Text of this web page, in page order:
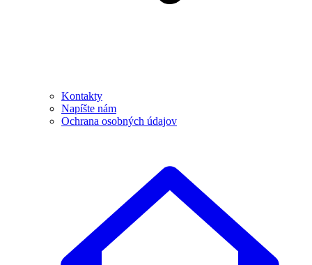
Kontakty
Napíšte nám
Ochrana osobných údajov